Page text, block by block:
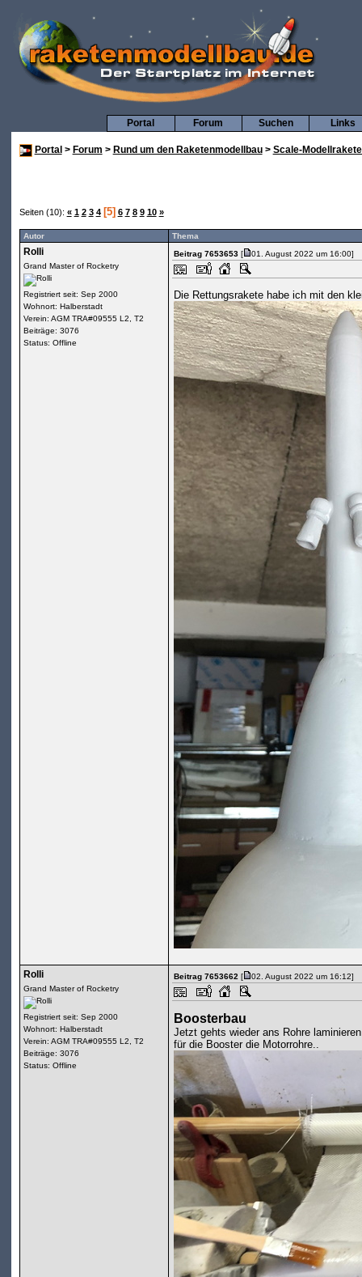
Links
Suchen
Forum
Portal
Portal > Forum > Rund um den Raketenmodellbau> Scale-
Seiten (10): « 1 2 3 4 [5] 6 7 8 9 10 »
Autor Thema
Rolli
Grand Master of Rocketry
Registriert seit: Sep 2000
Wohnort: Halberstadt
Verein: AGM TRA#09555 L2, T2
Beiträge: 3076
Status: Offline
Beitrag 7653653[ 01. August 2022 um 16:00]
Die Rettungsrakete habe ich mit den
Rolli
Grand Master of Rocketry
Registriert seit: Sep 2000
Wohnort: Halberstadt
Verein: AGM TRA#09555 L2, T2
Beiträge: 3076
Status: Offline
Beitrag 7653662[ 02. August 2022 um 16:12]
Boosterbau
Jetzt gehts wieder ans Rohre
für die Booster die Motorrohre..